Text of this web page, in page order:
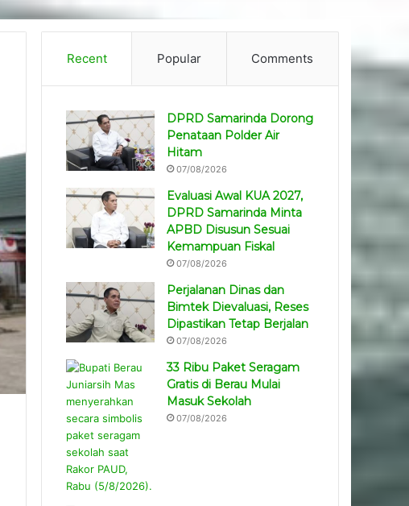
Recent Popular Comments
DPRD Samarinda Dorong
Penataan Polder Air
Hitam
07/08/2026
Evaluasi Awal KUA 2027,
DPRD Samarinda Minta
APBD Disusun Sesuai
Kemampuan Fiskal
07/08/2026
Perjalanan Dinas dan
Bimtek Dievaluasi, Reses
Dipastikan Tetap Berjalan
07/08/2026
33 Ribu Paket Seragam
Gratis di Berau Mulai
Masuk Sekolah
07/08/2026